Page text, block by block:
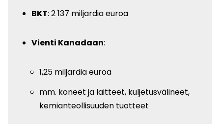
BKT: 2 137 miljardia euroa
Vienti Kanadaan:
1,25 miljardia euroa
mm. koneet ja laitteet, kuljetusvälineet,
kemianteollisuuden tuotteet